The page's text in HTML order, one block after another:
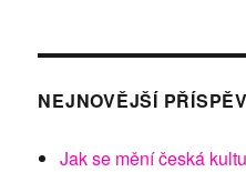
NEJNOVĚJŠÍ
Jak se mění česká